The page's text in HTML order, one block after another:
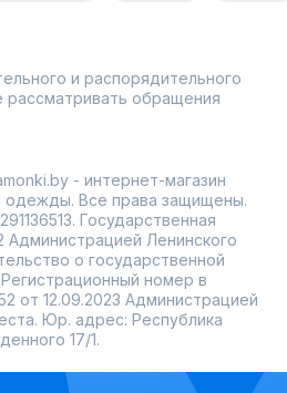
и распорядительного
рассматривать обращения
- интернет-магазин
одежды. Все права защищены.
Государственная
Администрацией Ленинского
о государственной
номер в
от 12.09.2023 Администрацией
Юр. адрес: Республика
17/1.